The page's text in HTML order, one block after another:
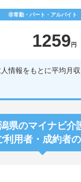
非常勤・パート・アルバイト
1259 円
情報をもとに平均月
県のマイナビ介
利用者・成約者